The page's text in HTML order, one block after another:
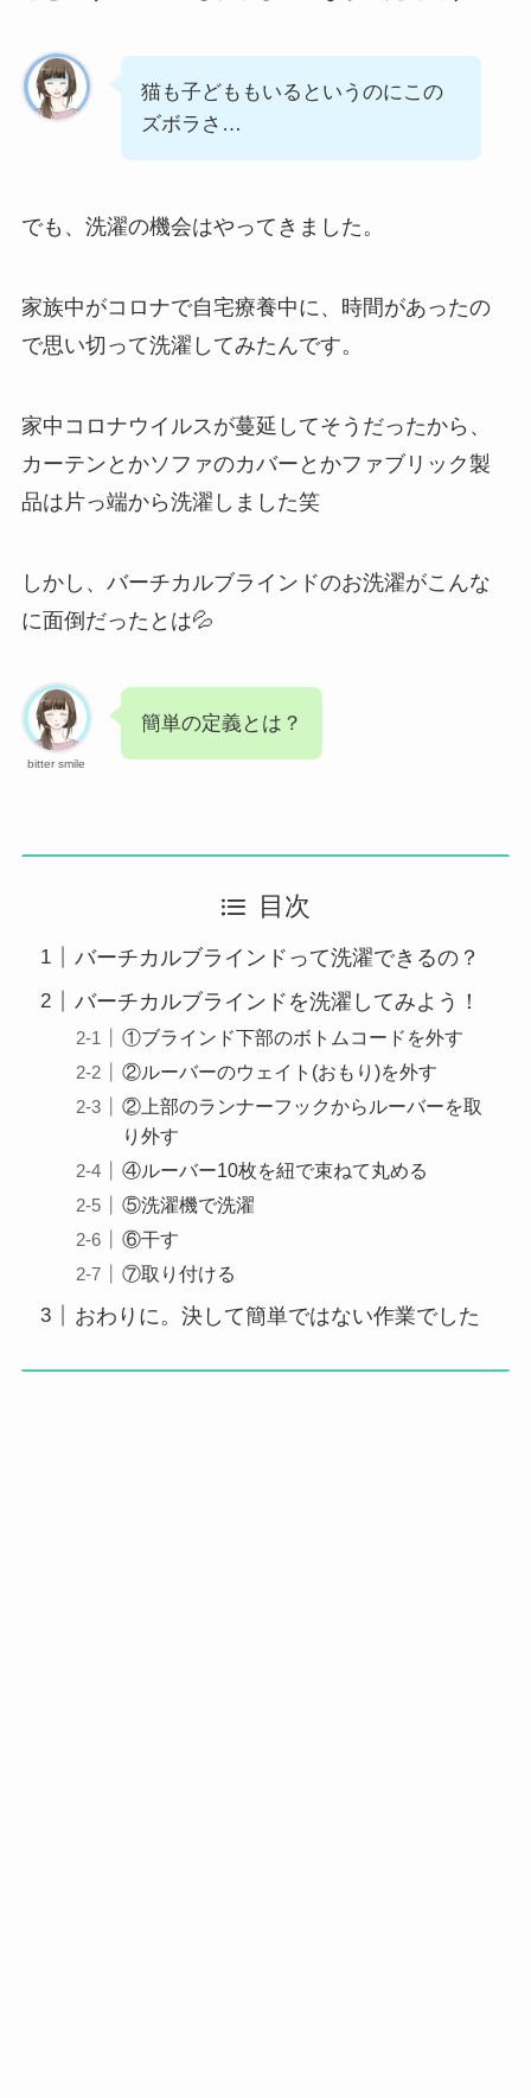
猫も子どももいるというのにこの
ズボラさ…
でも、洗濯の機会はやってきました。
家族中がコロナで自宅療養中に、時間があったの
で思い切って洗濯してみたんです。
家中コロナウイルスが蔓延してそうだったから、
カーテンとかソファのカバーとかファブリック製
品は片っ端から洗濯しました笑
しかし、バーチカルブラインドのお洗濯がこんな
に面倒だったとは💦
bitter smile
簡単の定義とは？
目次
バーチカルブラインドって洗濯できるの？
バーチカルブラインドを洗濯してみよう！
①ブラインド下部のボトムコードを外す
②ルーバーのウェイト(おもり)を外す
②上部のランナーフックからルーバーを取
り外す
④ルーバー10枚を紐で束ねて丸める
⑤洗濯機で洗濯
⑥干す
⑦取り付ける
おわりに。決して簡単ではない作業でした